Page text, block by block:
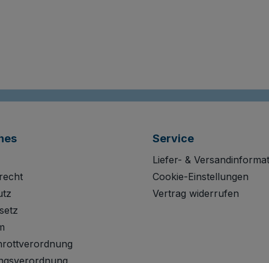
Service
Liefer- &
Cookie-Einstellungen
Vertrag widerrufen